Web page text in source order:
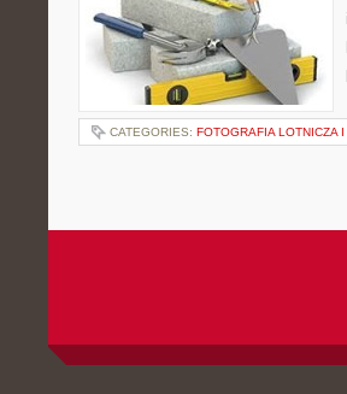
CATEGORIES: FOTOGRAFIA LOTNICZA